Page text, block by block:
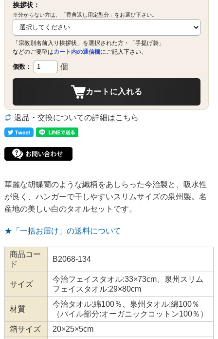
挨拶状：
※分からない方は、「香典返し用定型分」をお選び下さい。
「宗教別名前入り挨拶状」を選択された方・「手提げ袋」
などのご要望はカート内の通信欄にご記入下さい。
個数： 個
カートに入れる
返品・交換についての詳細はこちら
華麗な胡蝶蘭のような織柄をあしらった今治製と、吸水性
が良く、ハンガーで干しやすいスリムサイズの泉州製。名
産地の美しい白のタオルセットです。
★「一括お届け」の送料について
商品コー
ド
B2068-134
サイズ
今治フェイスタオル:33×73cm、泉州スリム
フェイスタオル:29×80cm
材質
今治タオル:綿100％、泉州タオル:綿100％
（パイル部分:オーガニックコットン100％）
箱サイズ
20×25×5cm